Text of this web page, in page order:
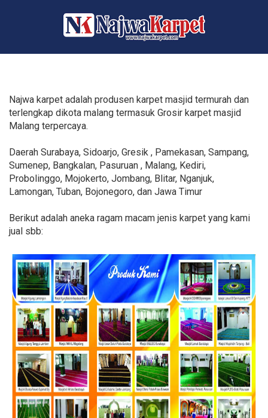
Najwa karpet adalah produsen karpet masjid termurah dan
terlengkap dikota malang termasuk Grosir karpet masjid
Malang terpercaya.
Daerah Surabaya, Sidoarjo, Gresik , Pamekasan, Sampang,
Sumenep, Bangkalan, Pasuruan , Malang, Kediri,
Probolinggo, Mojokerto, Jombang, Blitar, Nganjuk,
Lamongan, Tuban, Bojonegoro, dan Jawa Timur
Berikut adalah aneka ragam macam jenis karpet yang kami
jual sbb: